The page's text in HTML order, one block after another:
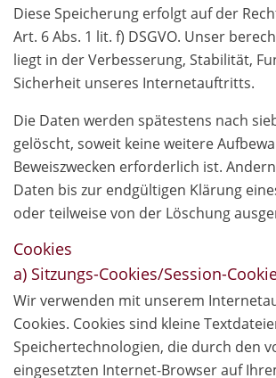
Diese Speicherung erfolgt auf der
Art. 6 Abs. 1 lit. f) DSGVO. Unser
liegt in der Verbesserung, Stabilität,
Sicherheit unseres Internetauftritts.
Die Daten werden spätestens nach
gelöscht, soweit keine weitere
Beweiszwecken erforderlich ist.
Daten bis zur endgültigen Klärung
oder teilweise von der Löschung
Cookies
a) Sitzungs-Cookies/Session-
Wir verwenden mit unserem
Cookies. Cookies sind kleine
Speichertechnologien, die durch den
eingesetzten Internet-Browser auf